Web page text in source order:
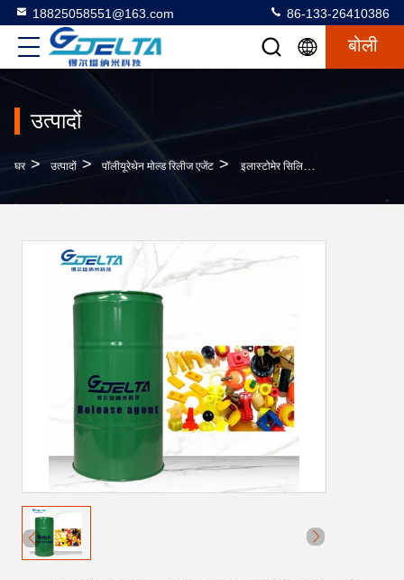
18825058551@163.com 86-133-26410386
बोली
उत्पादों
घर > उत्पादों > पॉलीयूरेथेन मोल्ड रिलीज एजेंट > इलास्टोमेर सिलिकॉन मोल्ड्स के लिए अवशेष मुक्त रैपिड रिलीज एजेंट